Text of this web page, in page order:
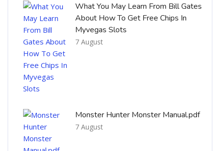
What You May Learn From Bill Gates
About How To Get Free Chips In
Myvegas Slots
7 August
Monster Hunter Monster Manual.pdf
7 August